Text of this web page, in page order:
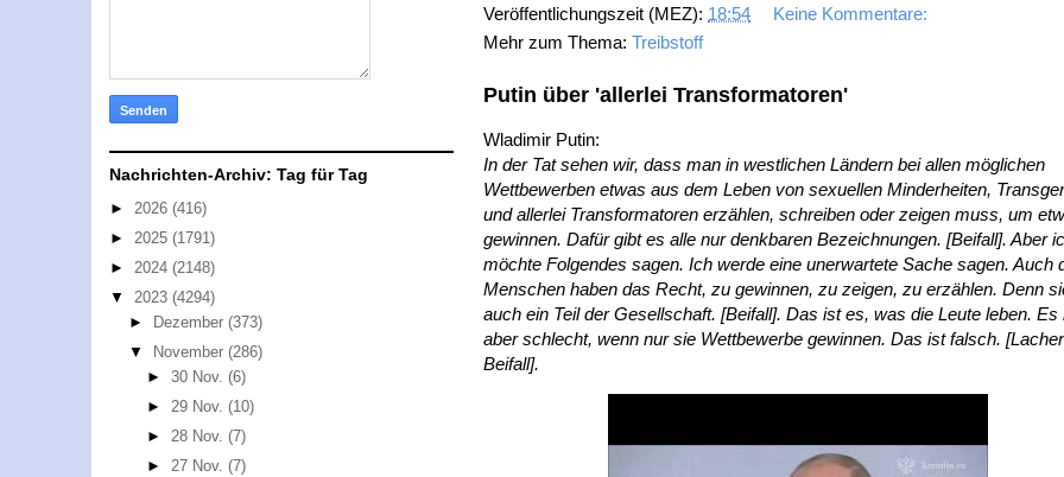
Veröffentlichungszeit (MEZ): 18:54
Keine Kommentare:
Mehr zum Thema: Treibstoff
Putin über 'allerlei Transformatoren'
Wladimir Putin:
In der Tat sehen wir, dass man in westlichen Ländern bei allen möglichen
Wettbewerben etwas aus dem Leben von sexuellen Minderheiten,
und allerlei Transformatoren erzählen, schreiben oder zeigen muss, um
gewinnen. Dafür gibt es alle nur denkbaren Bezeichnungen. [Beifall]. Aber
möchte Folgendes sagen. Ich werde eine unerwartete Sache sagen. Auch
Menschen haben das Recht, zu gewinnen, zu zeigen, zu erzählen. Denn
auch ein Teil der Gesellschaft. [Beifall]. Das ist es, was die Leute leben. Es
aber schlecht, wenn nur sie Wettbewerbe gewinnen. Das ist falsch.
Beifall].
Nachrichten-Archiv: Tag für Tag
► 2026 (416)
► 2025 (1791)
► 2024 (2148)
▼ 2023 (4294)
►
Dezember (373)
▼
November (286)
►30 Nov.(6)
►29 Nov.(10)
► 28 Nov.(7)
► 27 Nov.(7)